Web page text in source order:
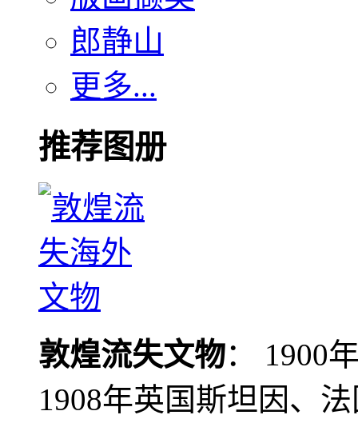
郎静山
更多...
推荐图册
敦煌流失文物： 1900
1908年英国斯坦因、